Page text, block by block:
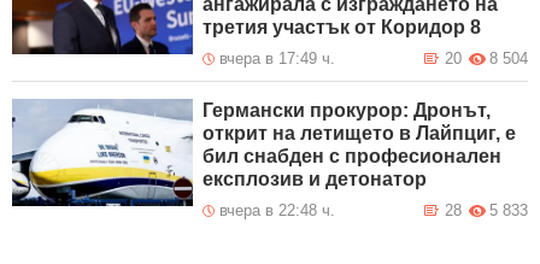
ангажирала с изграждането на
третия участък от Коридор 8
вчера в 17:49 ч. 8 504
20
Германски прокурор: Дронът,
открит на летището в Лайпциг, е
бил снабден с професионален
експлозив и детонатор
вчера в 22:48 ч. 5 833
28